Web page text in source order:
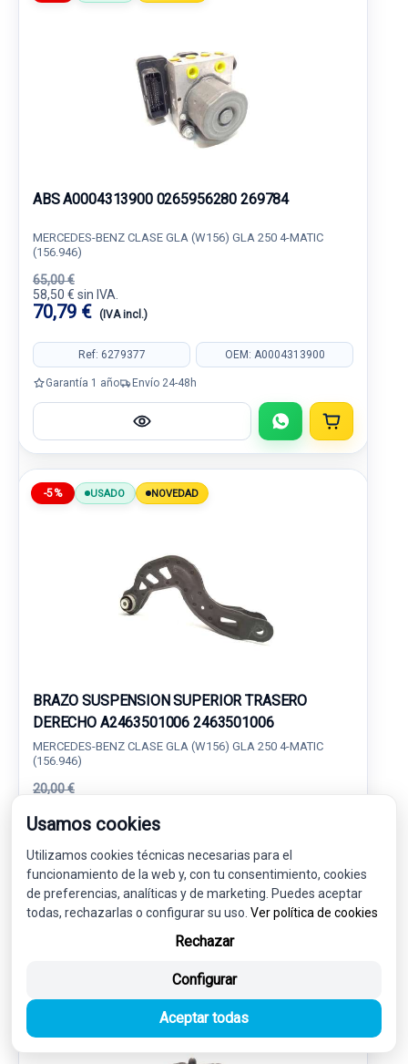
ABS A0004313900 0265956280 269784
MERCEDES-BENZ CLASE GLA (W156) GLA 250 4-MATIC
(156.946)
65,00 €
58,50 € sin IVA.
70,79 € (IVA incl.)
Ref: 6279377 OEM: A0004313900
Garantía 1 año Envío 24-48h
-5% USADO NOVEDAD
BRAZO SUSPENSION SUPERIOR TRASERO
DERECHO A2463501006 2463501006
MERCEDES-BENZ CLASE GLA (W156) GLA 250 4-MATIC
(156.946)
20,00 €
22,99 € (IVA incl.)
Ref: 6279425 OEM: A2463501006
Garantía 1 año Envío 24-48h
-5% USADO NOVEDAD
Usamos cookies
Utilizamos cookies técnicas necesarias para el
funcionamiento de la web y, con tu consentimiento, cookies
de preferencias, analíticas y de marketing. Puedes aceptar
todas, rechazarlas o configurar su uso. Ver política de cookies
Rechazar
Configurar
Aceptar todas